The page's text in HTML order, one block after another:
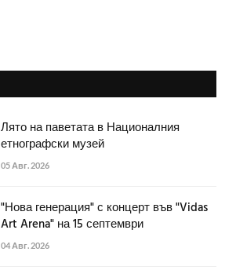
Лято на паветата в Националния
етнографски музей
05 Авг. 2026
"Нова генерация" с концерт във "Vidas
Art Arena" на 15 септември
04 Авг. 2026